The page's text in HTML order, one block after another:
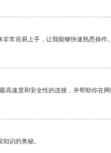
常容易上手，让我能够快速熟悉操作。
高速度和安全性的连接，并帮助你在网
识的奥秘。